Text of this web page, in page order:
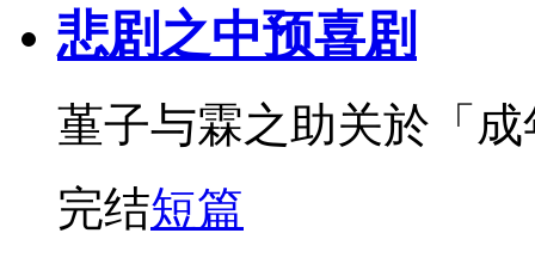
悲剧之中预喜剧
堇子与霖之助关於「
完结短篇